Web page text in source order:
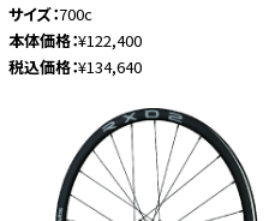
サイズ 700c
本体価格 ¥122,400
税込価格 ¥134,640